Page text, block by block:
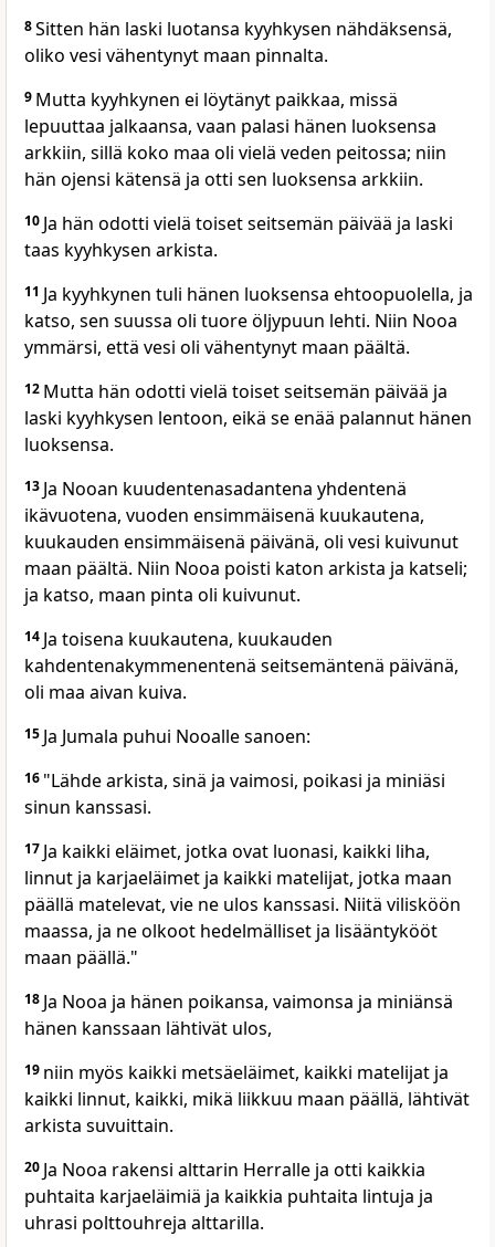
8Sitten hän laski luotansa kyyhkysen nähdäksensä,
oliko vesi vähentynyt maan pinnalta.
9 Mutta kyyhkynen ei löytänyt paikkaa, missä
lepuuttaa jalkaansa, vaan palasi hänen luoksensa
arkkiin, sillä koko maa oli vielä veden peitossa; niin
hän ojensi kätensä ja otti sen luoksensa arkkiin.
10 Ja hän odotti vielä toiset seitsemän päivää ja laski
taas kyyhkysen arkista.
11 Ja kyyhkynen tuli hänen luoksensa ehtoopuolella, ja
katso, sen suussa oli tuore öljypuun lehti. Niin Nooa
ymmärsi, että vesi oli vähentynyt maan päältä.
12 Mutta hän odotti vielä toiset seitsemän päivää ja
laski kyyhkysen lentoon, eikä se enää palannut hänen
luoksensa.
13 Ja Nooan kuudentenasadantena yhdentenä
ikävuotena, vuoden ensimmäisenä kuukautena,
kuukauden ensimmäisenä päivänä, oli vesi kuivunut
maan päältä. Niin Nooa poisti katon arkista ja katseli;
ja katso, maan pinta oli kuivunut.
14 Ja toisena kuukautena, kuukauden
kahdentenakymmenentenä seitsemäntenä päivänä,
oli maa aivan kuiva.
15 Ja Jumala puhui Nooalle sanoen:
16 "Lähde arkista, sinä ja vaimosi, poikasi ja miniäsi
sinun kanssasi.
17 Ja kaikki eläimet, jotka ovat luonasi, kaikki liha,
linnut ja karjaeläimet ja kaikki matelijat, jotka maan
päällä matelevat, vie ne ulos kanssasi. Niitä vilisköön
maassa, ja ne olkoot hedelmälliset ja lisääntykööt
maan päällä."
18 Ja Nooa ja hänen poikansa, vaimonsa ja miniänsä
hänen kanssaan lähtivät ulos,
19 niin myös kaikki metsäeläimet, kaikki matelijat ja
kaikki linnut, kaikki, mikä liikkuu maan päällä, lähtivät
arkista suvuittain.
20 Ja Nooa rakensi alttarin Herralle ja otti kaikkia
puhtaita karjaeläimiä ja kaikkia puhtaita lintuja ja
uhrasi polttouhreja alttarilla.